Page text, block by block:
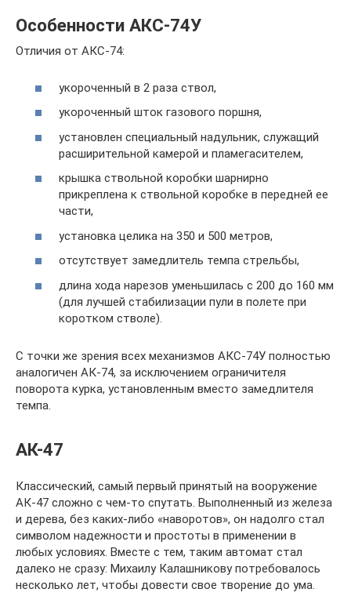
Особенности АКС-74У
Отличия от АКС-74:
укороченный в 2 раза ствол,
укороченный шток газового поршня,
установлен специальный надульник, служащий
расширительной камерой и пламегасителем,
крышка ствольной коробки шарнирно
прикреплена к ствольной коробке в передней ее
части,
установка целика на 350 и 500 метров,
отсутствует замедлитель темпа стрельбы,
длина хода нарезов уменьшилась с 200 до 160 мм
(для лучшей стабилизации пули в полете при
коротком стволе).
С точки же зрения всех механизмов АКС-74У полностью
аналогичен АК-74, за исключением ограничителя
поворота курка, установленным вместо замедлителя
темпа.
АК-47
Классический, самый первый принятый на вооружение
АК-47 сложно с чем-то спутать. Выполненный из железа
и дерева, без каких-либо «наворотов», он надолго стал
символом надежности и простоты в применении в
любых условиях. Вместе с тем, таким автомат стал
далеко не сразу: Михаилу Калашникову потребовалось
несколько лет, чтобы довести свое творение до ума.